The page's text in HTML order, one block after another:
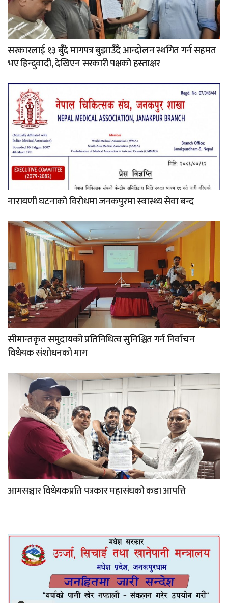
सरकारलाई १३ बुँदे मागपत्र बुझाउँदै आन्दोलन स्थगित गर्न सहमत
भए हिन्दुवादी, देखिएन सरकारी पक्षको हस्ताक्षर
नारायणी घटनाको विरोधमा जनकपुरमा स्वास्थ्य सेवा बन्द
सीमान्तकृत समुदायको प्रतिनिधित्व सुनिश्चित गर्न निर्वाचन
विधेयक संशोधनको माग
आमसञ्चार विधेयकप्रति पत्रकार महासंघको कडा आपत्ति